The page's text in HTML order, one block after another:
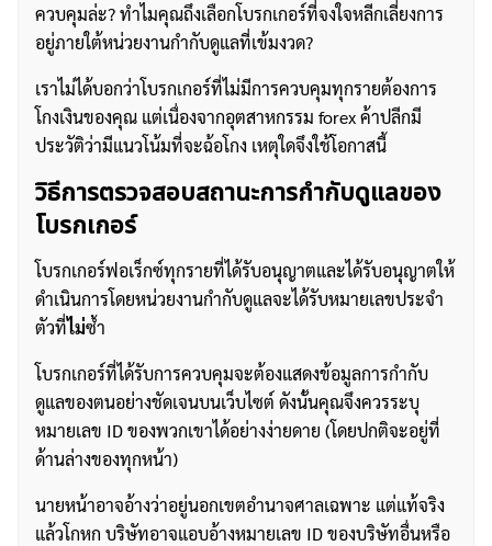
ควบคุมล่ะ? ทำไมคุณถึงเลือกโบรกเกอร์ที่จงใจหลีกเลี่ยงการ
อยู่ภายใต้หน่วยงานกำกับดูแลที่เข้มงวด?
เราไม่ได้บอกว่าโบรกเกอร์ที่ไม่มีการควบคุมทุกรายต้องการ
โกงเงินของคุณ แต่เนื่องจากอุตสาหกรรม forex ค้าปลีกมี
ประวัติว่ามีแนวโน้มที่จะฉ้อโกง เหตุใดจึงใช้โอกาสนี้
วิธีการตรวจสอบสถานะการกำกับดูแลของ
โบรกเกอร์
โบรกเกอร์ฟอเร็กซ์ทุกรายที่ได้รับอนุญาตและได้รับอนุญาตให้
ดำเนินการโดยหน่วยงานกำกับดูแลจะได้รับหมายเลขประจำ
ตัวที่ไม่ซ้ำ
โบรกเกอร์ที่ได้รับการควบคุมจะต้องแสดงข้อมูลการกำกับ
ดูแลของตนอย่างชัดเจนบนเว็บไซต์ ดังนั้นคุณจึงควรระบุ
หมายเลข ID ของพวกเขาได้อย่างง่ายดาย (โดยปกติจะอยู่ที่
ด้านล่างของทุกหน้า)
นายหน้าอาจอ้างว่าอยู่นอกเขตอำนาจศาลเฉพาะ แต่แท้จริง
แล้วโกหก บริษัทอาจแอบอ้างหมายเลข ID ของบริษัทอื่นหรือ